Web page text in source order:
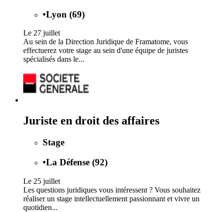
•Lyon (69)
Le 27 juillet
Au sein de la Direction Juridique de Framatome, vous
effectuerez votre stage au sein d'une équipe de juristes
spécialisés dans le...
Juriste en droit des affaires
Stage
•La Défense (92)
Le 25 juillet
Les questions juridiques vous intéressent ? Vous souhaitez
réaliser un stage intellectuellement passionnant et vivre un
quotidien...